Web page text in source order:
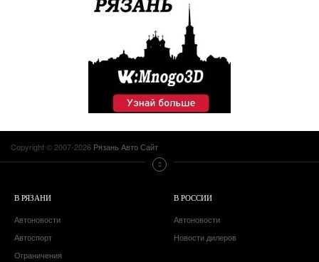
Copyright © 2007-2026 Рязань Авто Сайт
В РЯЗАНИ
Автоновости
Автоспорт
Ограничения
В РОССИИ
Автоновости
Новости дилеров